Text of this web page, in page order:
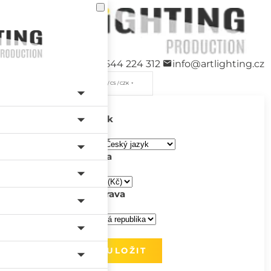
+420 544 224 312 info@artlighting.cz
/ CS / CZK
Jazyk
Měna
Doprava